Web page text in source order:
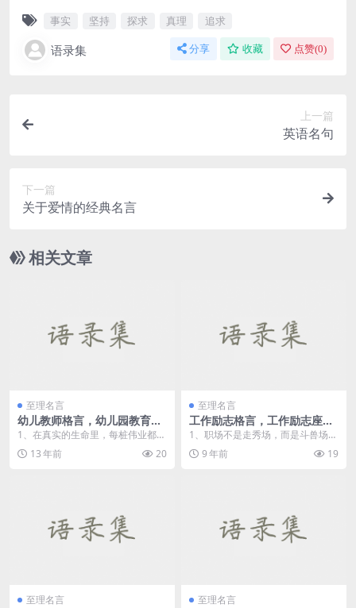
事实 坚持 探求 真理 追求
语录集 分享 收藏 点赞(0)
上一篇
英语名句
下一篇
关于爱情的经典名言
相关文章
至理名言
幼儿教师格言，幼儿园教育格
言1、在真实的生命里，每桩伟业都由
信心开始，并由信心跨出第一步。
2... 13 年前 20
至理名言
工作励志格言，工作励志座右
铭1、职场不是走秀场，而是斗兽场，
比的不是谁更厉害，而是谁能生存
下去，能活得久。 ...
9 年前 19
至理名言 至理名言